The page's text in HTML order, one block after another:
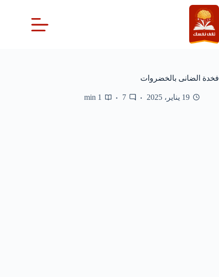
التجاوز
إلى
المحتوى
فخدة الضانى بالخضروات
19 يناير، 2025 7
1 min